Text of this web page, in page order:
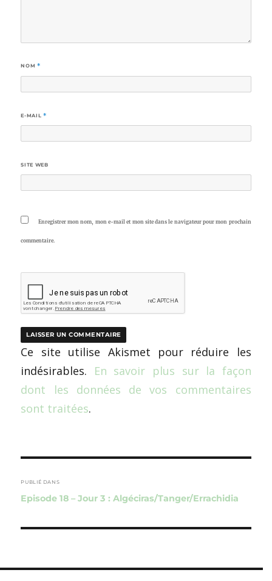
NOM *
E-MAIL *
SITE WEB
Enregistrer mon nom, mon e-mail et mon site dans le navigateur pour mon prochain
commentaire.
Ce site utilise Akismet pour réduire les
indésirables. En savoir plus sur la façon
dont les données de vos commentaires
sont traitées.
de
l’article
PUBLIÉ DANS
Episode 18 – Jour 3 : Algéciras/Tanger/Errachidia